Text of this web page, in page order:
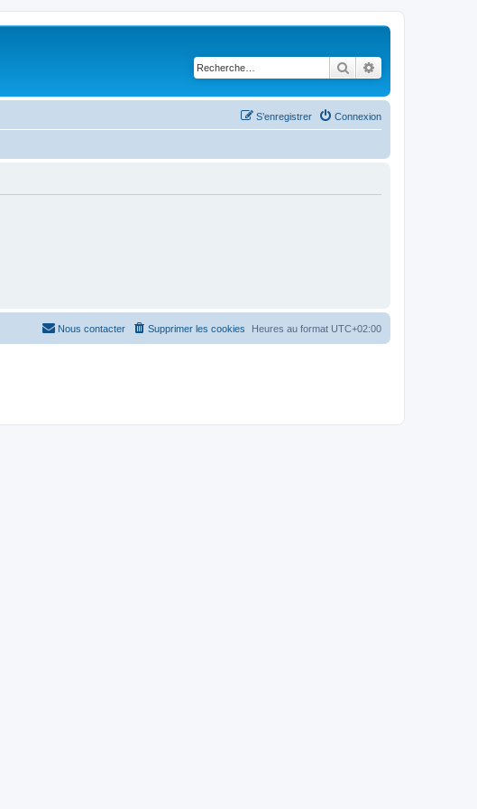
Rechercher
Connexion
S’enregistrer
Heures au format UTC+02:00
Supprimer les cookies
Nous contacter